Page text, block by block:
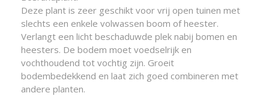
Deze plant is zeer geschikt voor vrij open tuinen met
slechts een enkele volwassen boom of heester.
Verlangt een licht beschaduwde plek nabij bomen en
heesters. De bodem moet voedselrijk en
vochthoudend tot vochtig zijn. Groeit
bodembedekkend en laat zich goed combineren met
andere planten.